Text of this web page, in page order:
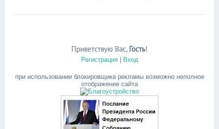
Приветствую Вас, Гость!
Регистрация| Вход
при использовании блокировщика рекламы возможно неполное
отображение сайта